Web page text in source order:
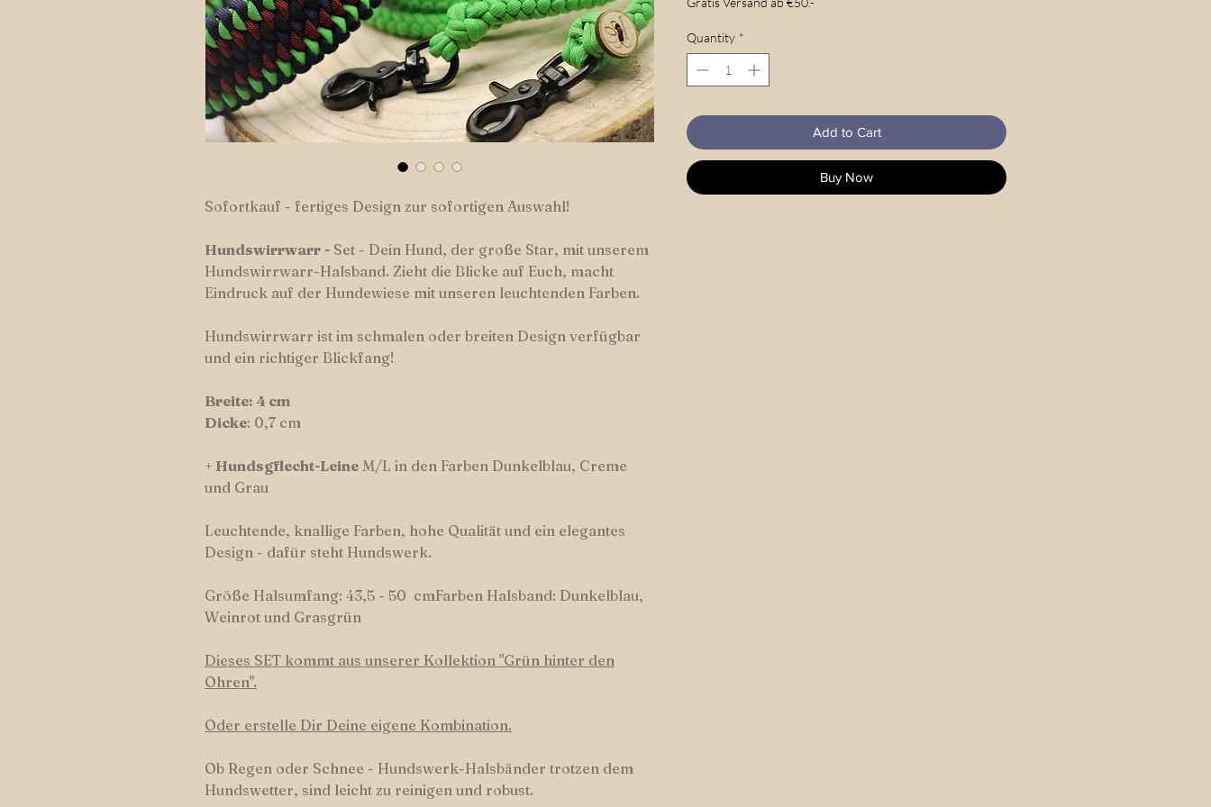
Sofortkauf - fertiges Design zur sofortigen Auswahl!
Hundswirrwarr - Set - Dein Hund, der große Star, mit unserem
Hundswirrwarr-Halsband. Zieht die Blicke auf Euch, macht
Eindruck auf der Hundewiese mit unseren leuchtenden Farben.
Hundswirrwarr ist im schmalen oder breiten Design verfügbar
und ein richtiger Blickfang!
Breite: 4 cm
Dicke: 0,7 cm
+ Hundsgflecht-Leine M/L in den Farben Dunkelblau, Creme
und Grau
Leuchtende, knallige Farben, hohe Qualität und ein elegantes
Design - dafür steht Hundswerk.
Größe Halsumfang: 43,5 - 50 cmFarben Halsband: Dunkelblau,
Weinrot und Grasgrün
Dieses SET kommt aus unserer Kollektion "Grün hinter den
Ohren".
Oder erstelle Dir Deine eigene Kombination.
Ob Regen oder Schnee - Hundswerk-Halsbänder trotzen dem
Hundswetter, sind leicht zu reinigen und robust.
Quantity *
Add to Cart
Buy Now